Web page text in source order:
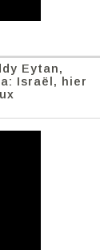
Eytan,
Israël, hier